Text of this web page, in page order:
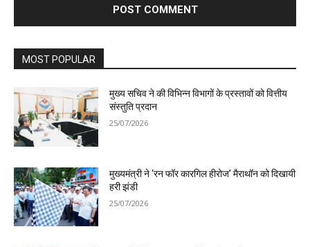
MOST POPULAR
मुख्य सचिव ने की विभिन्न विभागों के प्रस्तावों को वित्तीय
संस्तुति प्रदान
25/07/2026
मुख्यमंत्री ने ‘रन फॉर कारगिल हीरोज’ मैराथॉन को दिखायी
हरी झंडी
25/07/2026